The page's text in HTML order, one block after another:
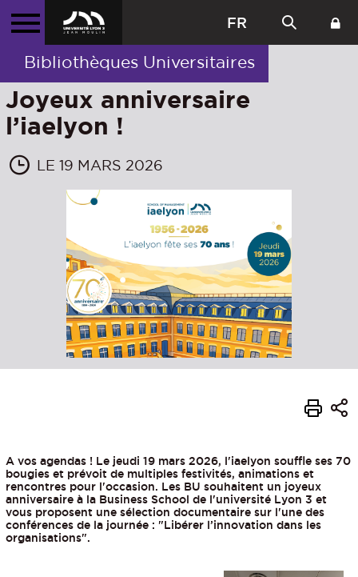
FR
Bibliothèques Universitaires
Joyeux anniversaire
l’iaelyon !
LE 19 MARS 2026
A vos agendas ! Le jeudi 19 mars 2026, l'iaelyon souffle ses 70
bougies et prévoit de multiples festivités, animations et
rencontres pour l'occasion. Les BU souhaitent un joyeux
anniversaire à la Business School de l'université Lyon 3 et
vous proposent une sélection documentaire sur l'une des
conférences de la journée : "Libérer l’innovation dans les
organisations".